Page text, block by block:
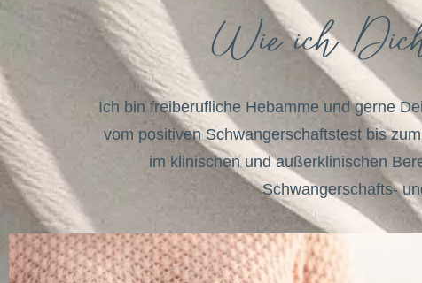
Wie ich
Ich bin freiberufliche Hebamme und gerne
vom positiven Schwangerschaftstest bis
im klinischen und außerklinischen
Schwangerschafts-